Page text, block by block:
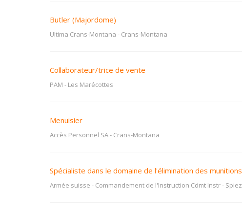
Butler (Majordome)
Ultima Crans-Montana - Crans-Montana
Collaborateur/trice de vente
PAM - Les Marécottes
Menuisier
Accès Personnel SA- Crans-Montana
Spécialiste dans le domaine de l'élimination des munitions
Armée suisse - Commandement de l'Instruction Cdmt Instr- Spiez